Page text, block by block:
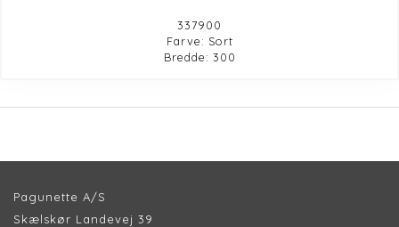
337900
Farve: Sort
Bredde: 300
Pagunette A/S
Skælskør Landevej 39